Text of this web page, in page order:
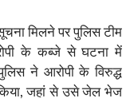
मिलने पर पुलिस टीम
के कब्जे से घटना में
ने आरोपी के विरुद्ध
किया, जहां से उसे जेल भेज